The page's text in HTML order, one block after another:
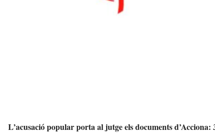
L’acusació popular porta al jutge els documents